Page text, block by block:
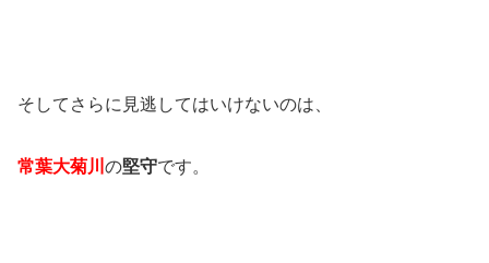
そしてさらに見逃してはいけないのは、
常葉大菊川 の堅守です。